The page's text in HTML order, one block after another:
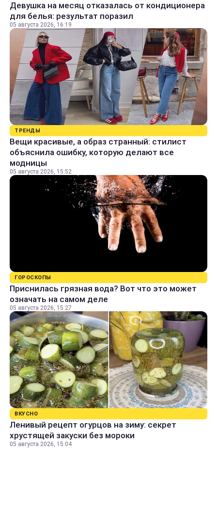
Девушка на месяц отказалась от кондиционера
для белья: результат поразил
05 августа 2026, 16:19
ТРЕНДЫ
Вещи красивые, а образ странный: стилист
объяснила ошибку, которую делают все
модницы
05 августа 2026, 15:52
ГОРОСКОПЫ
Приснилась грязная вода? Вот что это может
означать на самом деле
05 августа 2026, 15:27
ВКУСНО
Ленивый рецепт огурцов на зиму: секрет
хрустящей закуски без мороки
05 августа 2026, 15:04